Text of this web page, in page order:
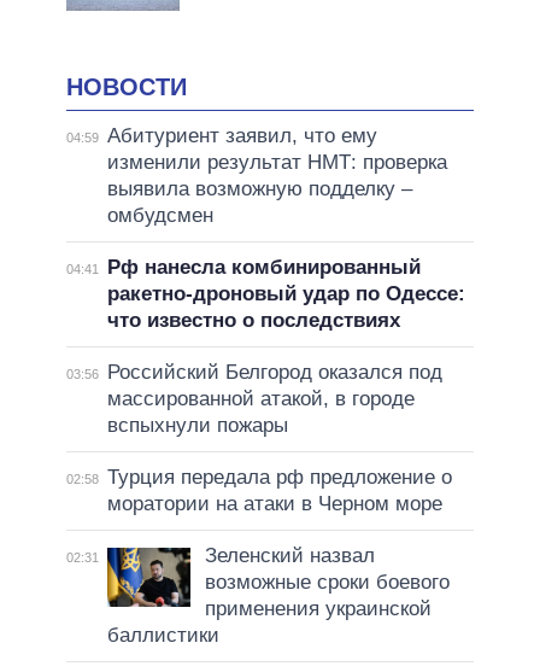
НОВОСТИ
04:59 Абитуриент заявил, что ему
изменили результат НМТ: проверка
выявила возможную подделку –
омбудсмен
04:41
Рф нанесла комбинированный
ракетно-дроновый удар по Одессе:
что известно о последствиях
03:56
Российский Белгород оказался под
массированной атакой, в городе
вспыхнули пожары
02:58 Турция передала рф предложение о
моратории на атаки в Черном море
02:31
Зеленский назвал
возможные сроки боевого
применения украинской
баллистики